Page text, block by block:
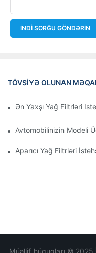
İNDI SORĞU GÖNDƏRIN
TÖVSIYƏ OLUNAN
Ən Yaxşı Yağ Filtrləri
Avtomobilinizin Modeli
Aparıcı Yağ Filtrləri
Müəllif hüquqları © 2025